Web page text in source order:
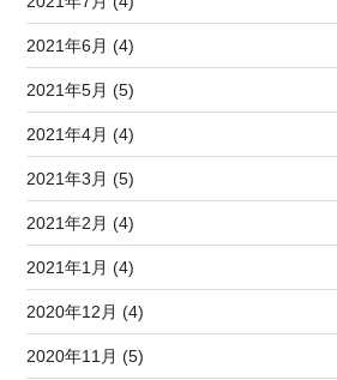
2021年6月 (4)
2021年5月 (5)
2021年4月 (4)
2021年3月 (5)
2021年2月 (4)
2021年1月 (4)
2020年12月 (4)
2020年11月 (5)